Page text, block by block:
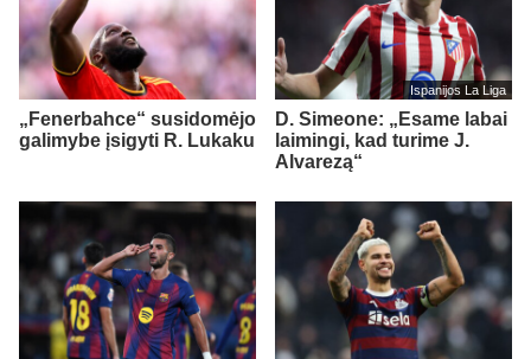
„Fenerbahce“ susidomėjo
galimybe įsigyti R. Lukaku
Ispanijos La Liga
D. Simeone: „Esame labai
laimingi, kad turime J.
Alvarezą“